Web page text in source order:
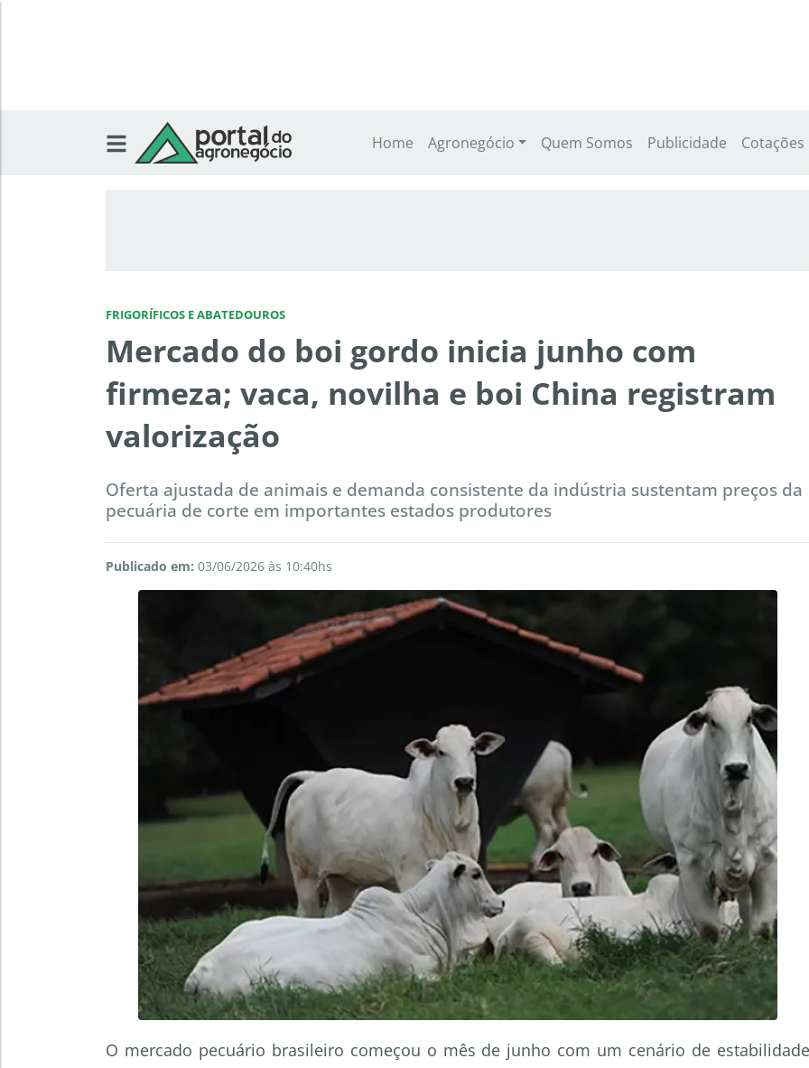
Home Agronegócio Quem Somos Publicidade Cotações
FRIGORÍFICOS E ABATEDOUROS
Mercado do boi gordo inicia junho com
firmeza; vaca, novilha e boi China registram
valorização
Oferta ajustada de animais e demanda consistente da indústria sustentam preços da
pecuária de corte em importantes estados produtores
Publicado em: 03/06/2026 às 10:40hs
O mercado pecuário brasileiro começou o mês de junho com um cenário de estabilidade